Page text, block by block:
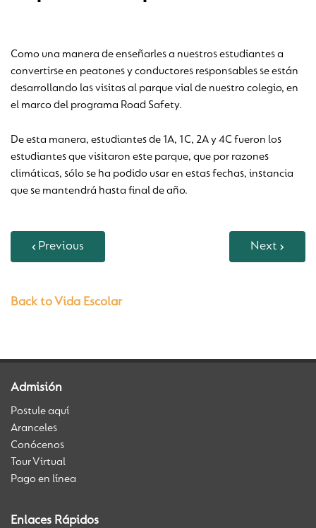
Como una manera de enseñarles a nuestros estudiantes a
convertirse en peatones y conductores responsables se están
desarrollando las visitas al parque vial de nuestro colegio, en
el marco del programa Road Safety.
De esta manera, estudiantes de 1A, 1C, 2A y 4C fueron los
estudiantes que visitaron este parque, que por razones
climáticas, sólo se ha podido usar en estas fechas, instancia
que se mantendrá hasta final de año.
Previous Next
Back to Vida Escolar
Admisión
Postule aquí
Aranceles
Conócenos
Tour Virtual
Pago en línea
Enlaces Rápidos